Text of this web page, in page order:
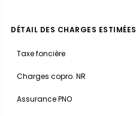
DÉTAIL DES CHARGES ESTIMÉES
Taxe foncière
Charges copro. NR
Assurance PNO